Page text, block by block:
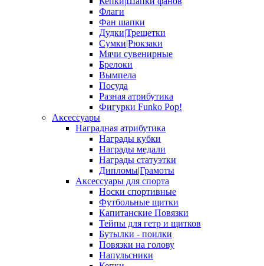
Флаги
Фан шапки
Дудки|Трещетки
Сумки|Рюкзаки
Мячи сувенирные
Брелоки
Вымпела
Посуда
Разная атрибутика
Фигурки Funko Pop!
Аксессуары
Наградная атрибутика
Награды кубки
Награды медали
Награды статуэтки
Дипломы|Грамоты
Аксессуары для спорта
Носки спортивные
Футбольные щитки
Капитанские Повязки
Тейпы для гетр и щитков
Бутылки - поилки
Повязки на голову
Напульсники